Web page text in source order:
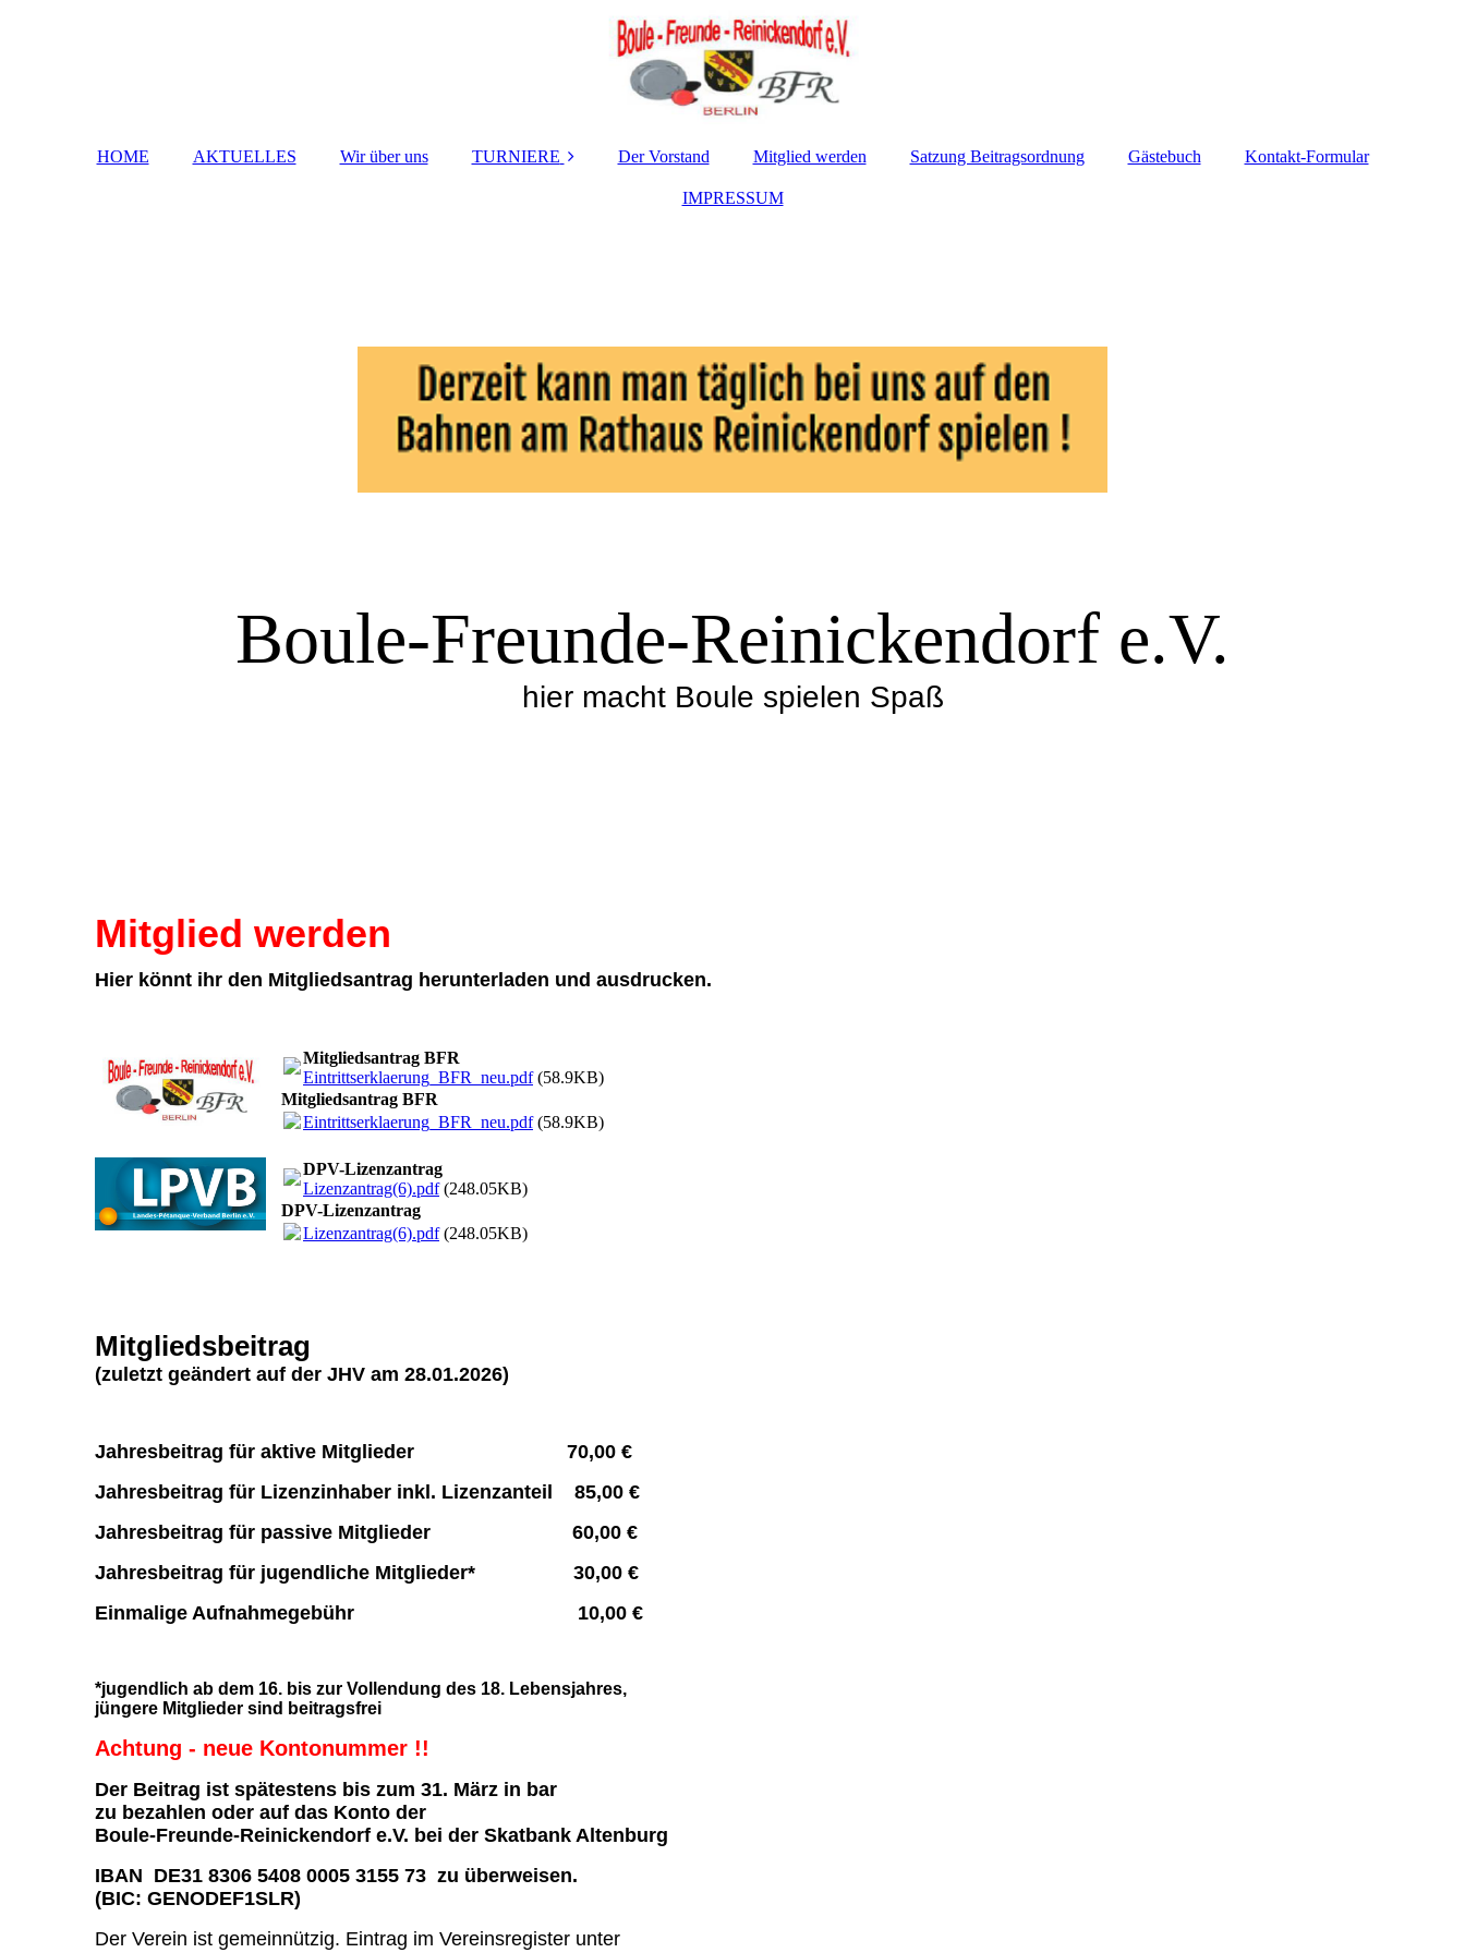
HOME AKTUELLES Wir über uns TURNIERE Der Vorstand Mitglied werden Satzung Beitragsordnung Gästebuch Kontakt-Formular
IMPRESSUM
Boule-Freunde-Reinickendorf e.V.
hier macht Boule spielen Spaß
Mitglied werden
Hier könnt ihr den Mitgliedsantrag herunterladen und ausdrucken.
Mitgliedsantrag BFR
Eintrittserklaerung_BFR_neu.pdf(58.9KB)
Mitgliedsantrag BFR
Eintrittserklaerung_BFR_neu.pdf(58.9KB)
DPV-Lizenzantrag
Lizenzantrag(6).pdf(248.05KB)
DPV-Lizenzantrag
Lizenzantrag(6).pdf(248.05KB)
Mitgliedsbeitrag
(zuletzt geändert auf der JHV am 28.01.2026)
Jahresbeitrag für aktive Mitglieder 70,00 €
Jahresbeitrag für Lizenzinhaber inkl. Lizenzanteil 85,00 €
Jahresbeitrag für passive Mitglieder 60,00 €
Jahresbeitrag für jugendliche Mitglieder* 30,00 €
Einmalige Aufnahmegebühr 10,00 €
*jugendlich ab dem 16. bis zur Vollendung des 18. Lebensjahres,
jüngere Mitglieder sind beitragsfrei
Achtung - neue Kontonummer !!
Der Beitrag ist spätestens bis zum 31. März in bar
zu bezahlen oder auf das Konto der
Boule-Freunde-Reinickendorf e.V. bei der Skatbank Altenburg
IBAN DE31 8306 5408 0005 3155 73 zu überweisen.
(BIC: GENODEF1SLR)
Der Verein ist gemeinnützig. Eintrag im Vereinsregister unter